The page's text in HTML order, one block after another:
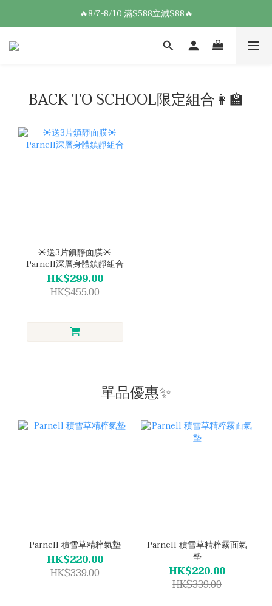
8/7-8/10 全館限時$188免運🛒
🔥8/7-8/10 滿$588立減$88🔥
8/7-8/10 全館限時$188免運🛒
BACK TO SCHOOL限定組合👩‍🏫
☀️送3片鎮靜面膜☀️
Parnell深層身體鎮靜組合
HK$299.00
HK$455.00
單品優惠✨
Parnell 積雪草精粹氣墊
HK$220.00
HK$339.00
Parnell 積雪草精粹霧面氣
墊
HK$220.00
HK$339.00